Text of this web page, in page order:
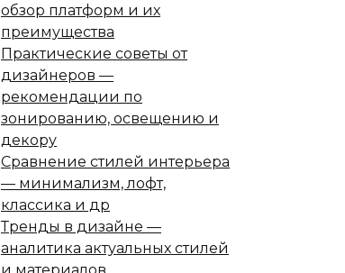
обзор платформ и их
преимущества
Практические советы от
дизайнеров —
рекомендации по
зонированию, освещению и
декору
Сравнение стилей интерьера
— минимализм, лофт,
классика и др
Тренды в дизайне —
аналитика актуальных стилей